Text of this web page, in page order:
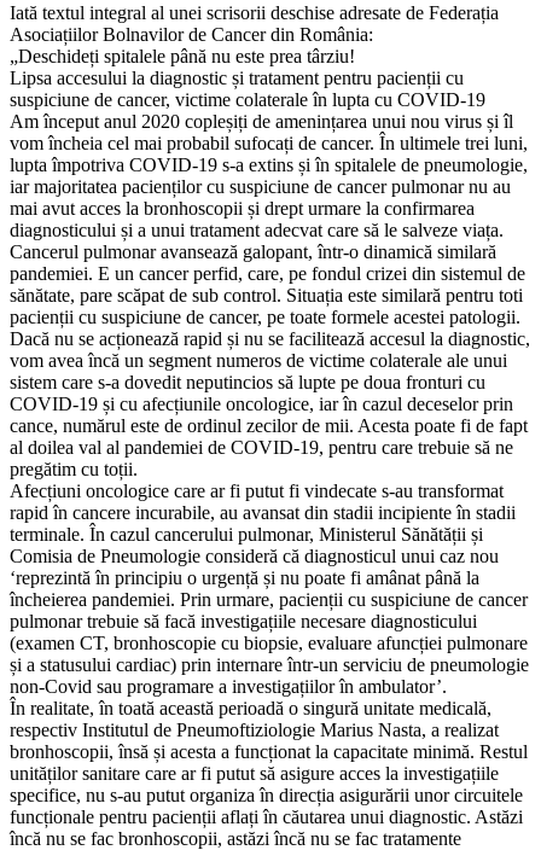
Iată textul integral al unei scrisorii deschise adresate de Federația
Asociațiilor Bolnavilor de Cancer din România:
„Deschideți spitalele până nu este prea târziu!
Lipsa accesului la diagnostic și tratament pentru pacienții cu
suspiciune de cancer, victime colaterale în lupta cu COVID-19
Am început anul 2020 copleșiți de amenințarea unui nou virus și îl
vom încheia cel mai probabil sufocați de cancer. În ultimele trei luni,
lupta împotriva COVID-19 s-a extins și în spitalele de pneumologie,
iar majoritatea pacienților cu suspiciune de cancer pulmonar nu au
mai avut acces la bronhoscopii și drept urmare la confirmarea
diagnosticului și a unui tratament adecvat care să le salveze viața.
Cancerul pulmonar avansează galopant, într-o dinamică similară
pandemiei. E un cancer perfid, care, pe fondul crizei din sistemul de
sănătate, pare scăpat de sub control. Situația este similară pentru toti
pacienții cu suspiciune de cancer, pe toate formele acestei patologii.
Dacă nu se acționează rapid și nu se facilitează accesul la diagnostic,
vom avea încă un segment numeros de victime colaterale ale unui
sistem care s-a dovedit neputincios să lupte pe doua fronturi cu
COVID-19 și cu afecțiunile oncologice, iar în cazul deceselor prin
cance, numărul este de ordinul zecilor de mii. Acesta poate fi de fapt
al doilea val al pandemiei de COVID-19, pentru care trebuie să ne
pregătim cu toții.
Afecțiuni oncologice care ar fi putut fi vindecate s-au transformat
rapid în cancere incurabile, au avansat din stadii incipiente în stadii
terminale. În cazul cancerului pulmonar, Ministerul Sănătății și
Comisia de Pneumologie consideră că diagnosticul unui caz nou
‘reprezintă în principiu o urgență și nu poate fi amânat până la
încheierea pandemiei. Prin urmare, pacienții cu suspiciune de cancer
pulmonar trebuie să facă investigațiile necesare diagnosticului
(examen CT, bronhoscopie cu biopsie, evaluare afuncției pulmonare
și a statusului cardiac) prin internare într-un serviciu de pneumologie
non-Covid sau programare a investigațiilor în ambulator’.
În realitate, în toată această perioadă o singură unitate medicală,
respectiv Institutul de Pneumoftiziologie Marius Nasta, a realizat
bronhoscopii, însă și acesta a funcționat la capacitate minimă. Restul
unităților sanitare care ar fi putut să asigure acces la investigațiile
specifice, nu s-au putut organiza în direcția asigurării unor circuitele
funcționale pentru pacienții aflați în căutarea unui diagnostic. Astăzi
încă nu se fac bronhoscopii, astăzi încă nu se fac tratamente